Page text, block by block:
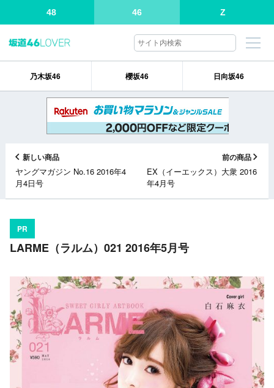
48 46 Z
乃木坂46 櫻坂46 日向坂46
新しい商品
ヤングマガジン No.16 2016年4
月4日号
前の商品
EX（イーエックス）大衆 2016
年4月号
PR
LARME（ラルム）021 2016年5月号